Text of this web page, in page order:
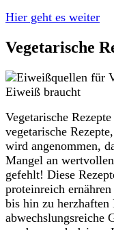
Hier geht es weiter
Vegetarische
Vegetarische
vegetarische
wird angenommen,
Mangel an
gefehlt! Diese
proteinreich
bis hin zu herzhaften
abwechslungsreiche